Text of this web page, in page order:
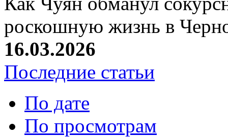
роскошную жизнь в
16.03.2026
Последние статьи
По дате
По просмотрам